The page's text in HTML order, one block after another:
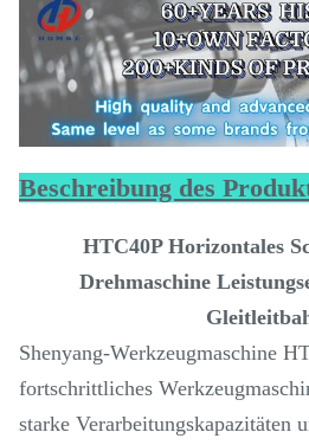
Beschreibung des
HTC40P Horizontales
Drehmaschine
Shenyang-Werkzeugmaschine
fortschrittliches
starke Verarbeitungskapazitäten